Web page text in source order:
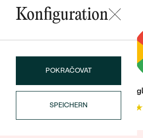
Bestseller
ANSEHEN
Konfiguration
POKRAČOVAT
SPEICHERN
Trusted shop Bewertungen